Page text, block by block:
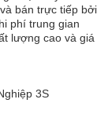
bán trực tiếp bởi
phí trung gian
lượng cao và giá
3S